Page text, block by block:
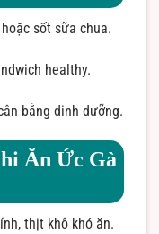
sốt sữa chua.
healthy.
bằng dinh dưỡng.
Ăn Ức Gà
thịt khô khó ăn.